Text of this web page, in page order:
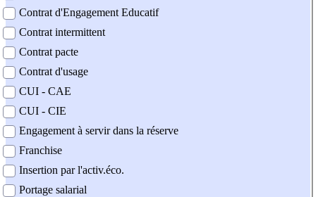
Contrat d'Engagement Educatif
Contrat intermittent
Contrat pacte
Contrat d'usage
CUI - CAE
CUI - CIE
Engagement à servir dans la réserve
Franchise
Insertion par l'activ.éco.
Portage salarial